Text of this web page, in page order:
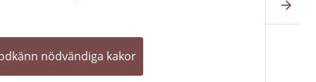
nödvändiga kakor
10 aug kl